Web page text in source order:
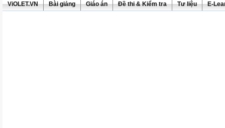
ViOLET.VN Bài giảng Giáo án Đề thi & Kiểm tra Tư liệu E-